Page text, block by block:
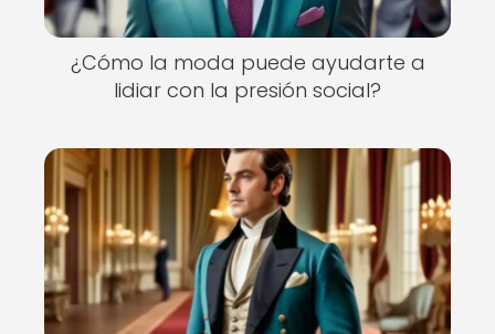
¿Cómo la moda puede ayudarte a
lidiar con la presión social?